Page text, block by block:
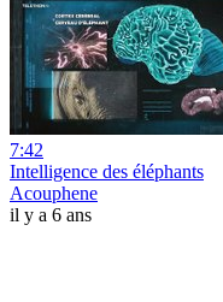
7:42
Intelligence des éléphants
Acouphene
il y a 6 ans